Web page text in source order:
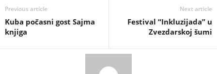
Previous article
Kuba počasni gost Sajma
knjiga
Next article
Festival “Inkluzijada” u
Zvezdarskoj šumi